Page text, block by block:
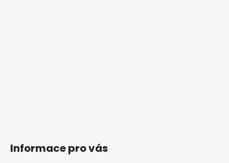
Informace pro vás